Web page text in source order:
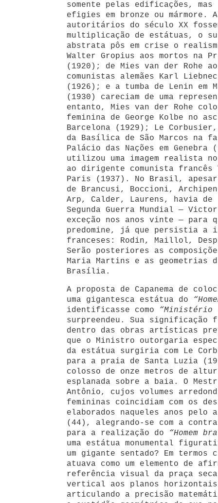
somente pelas edificações, mas
efigies em bronze ou mármore.
autoritários do século XX
multiplicação de estátuas, o
abstrata pôs em crise o
Walter Gropius aos mortos na
(1920); de Mies van der Rohe
comunistas alemães Karl
(1926); e a tumba de Lenin em
(1930) careciam de uma
entanto, Mies van der Rohe
feminina de George Kolbe no
Barcelona (1929); Le
da Basílica de São Marcos na
Palácio das Nações em
utilizou uma imagem realista no
ao dirigente comunista
Paris (1937). No Brasil,
de Brancusi, Boccioni,
Arp, Calder, Laurens, havia de
Segunda Guerra Mundial —
exceção nos anos vinte — para
predomine, já que persistia a
franceses: Rodin, Maillol,
Serão posteriores as
Maria Martins e as geometrias
Brasília.
A proposta de Capanema de
uma gigantesca estátua do
identificasse como
“Ministério
surpreendeu. Sua significação
dentro das obras artísticas
que o Ministro outorgaria
da estátua surgiria com Le
para a praia de Santa Luzia
colosso de onze metros de
esplanada sobre a baia. O
Antônio, cujos volumes
femininas coincidiam com os
elaborados naqueles anos pelo
(44), alegrando-se com a
para a realização do
“Homem
uma estátua monumental
um gigante sentado? Em
atuava como um elemento de
referência visual da praça
vertical aos planos horizontais
articulando a precisão